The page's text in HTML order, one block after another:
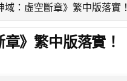
域：虛空斷章》繁中版落實！
》繁中版落實！